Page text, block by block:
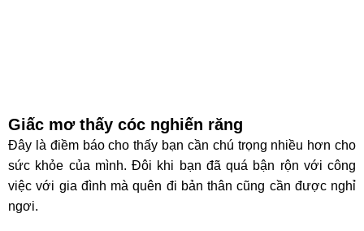
Giấc mơ thấy cóc nghiến răng
Đây là điềm báo cho thấy bạn cần chú trọng nhiều hơn cho
sức khỏe của mình. Đôi khi bạn đã quá bận rộn với công
việc với gia đình mà quên đi bản thân cũng cần được nghỉ
ngơi.